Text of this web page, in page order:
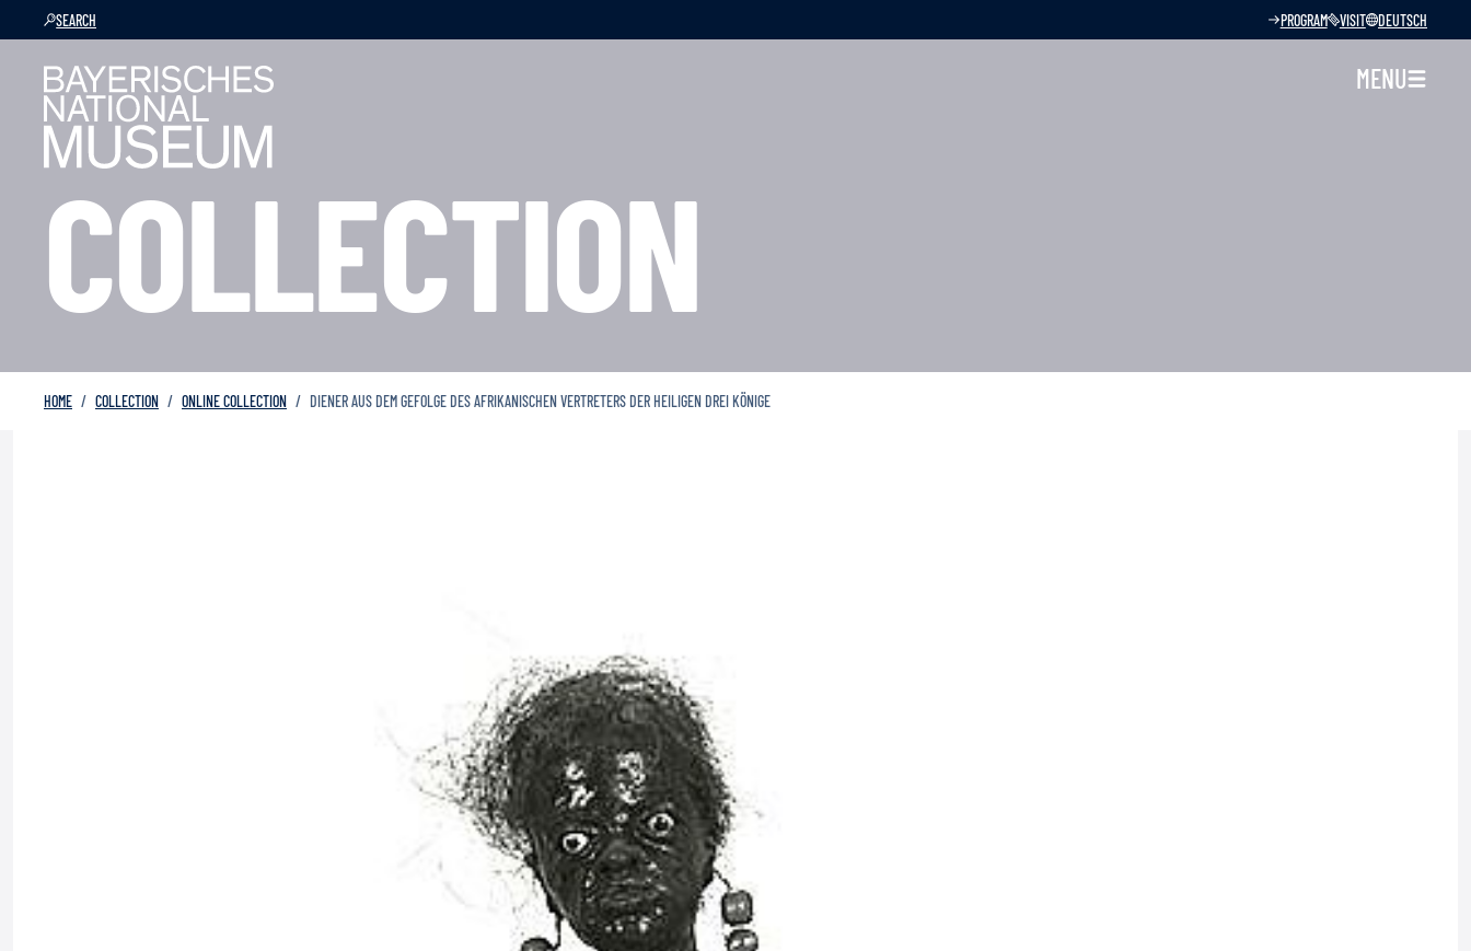
SEARCH PROGRAM VISIT DEUTSCH
MENU
COLLECTION
HOME COLLECTION ONLINE COLLECTION DIENER AUS DEM GEFOLGE DES AFRIKANISCHEN VERTRETERS DER HEILIGEN DREI KÖNIGE